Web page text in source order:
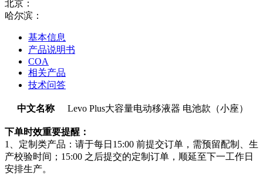
北京：
哈尔滨：
基本信息
产品说明书
COA
相关产品
技术问答
中文名称 Levo Plus大容量电动移液器 电池款（小座）
下单时效重要提醒：
1、定制类产品：请于每日15:00 前提交订单，需预留配制、生
产校验时间；15:00 之后提交的定制订单，顺延至下一工作日
安排生产。